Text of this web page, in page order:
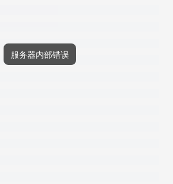
服务器内部错误